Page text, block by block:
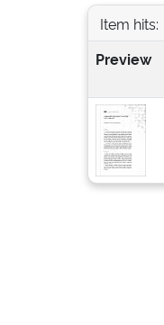
Item hits:
Preview